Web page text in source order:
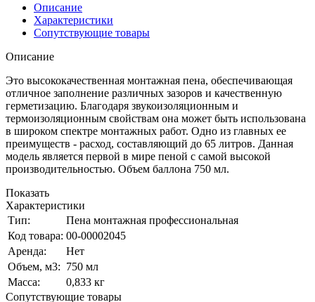
Описание
Характеристики
Сопутствующие товары
Описание
Это высококачественная монтажная пена, обеспечивающая
отличное заполнение различных зазоров и качественную
герметизацию. Благодаря звукоизоляционным и
термоизоляционным свойствам она может быть использована
в широком спектре монтажных работ. Одно из главных ее
преимуществ - расход, составляющий до 65 литров. Данная
модель является первой в мире пеной с самой высокой
производительностью. Объем баллона 750 мл.
Показать
Характеристики
Тип:
Пена монтажная профессиональная
Код товара: 00-00002045
Аренда:
Нет
Объем, м3: 750 мл
Масса:
0,833 кг
Сопутствующие товары